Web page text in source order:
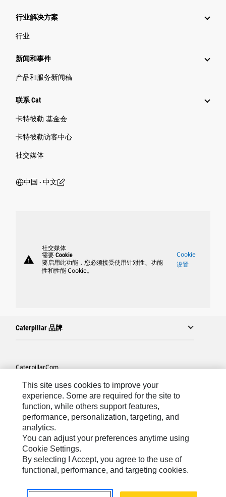
行业解决方案
行业
新闻和事件
产品和服务新闻稿
联系 Cat
卡特彼勒 基金会
卡特彼勒访客中心
社交媒体
中国 ‧ 中文
warning
社交媒体
需要 Cookie
要启用此功能，您必须接受使用针对性、功能
性和性能 Cookie。
Cookie
设置
Caterpillar 品牌
Caterpillar.com
联系 Caterpillar
站点地图
Cookie Settings
法律
隐私
Asia-Chinese© 2026 Caterpillar. 保留所有权利.
This site uses cookies to improve your
experience. Some are required for the site to
function, while others support features,
performance, personalization, targeting, and
analytics.
You can adjust your preferences anytime using
Cookie Settings.
By selecting I Accept, you agree to the use of
functional, performance, and targeting cookies.